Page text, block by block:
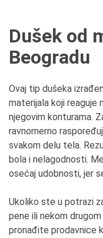
Dušek od
Beogradu
Ovaj tip dušeka
materijala koji reaguje
njegovim konturama.
ravnomerno
svakom delu tela.
bola i nelagodnosti.
osećaj udobnosti, jer
Ukoliko ste u potrazi
pene ili nekom
pronađite prodavnice